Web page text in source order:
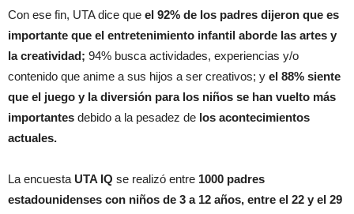
Con ese fin, UTA dice que el 92% de los padres dijeron que es
importante que el entretenimiento infantil aborde las artes y
la creatividad; 94% busca actividades, experiencias y/o
contenido que anime a sus hijos a ser creativos; y el 88% siente
que el juego y la diversión para los niños se han vuelto más
importantes debido a la pesadez de los acontecimientos
actuales.
La encuesta UTA IQ se realizó entre 1000 padres
estadounidenses con niños de 3 a 12 años, entre el 22 y el 29